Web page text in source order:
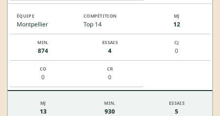
Montpellier Top 14 12
874 4 0
0 0
13 930 5